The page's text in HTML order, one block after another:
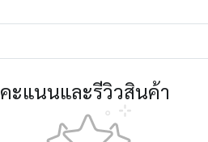
คะแนนและรีวิวสินค้า